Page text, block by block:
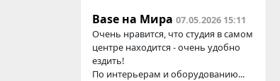
Base на Мира 07.05.2026 15:11
Очень нравится, что студия в самом
центре находится - очень удобно
ездить!
По интерьерам и оборудованию...